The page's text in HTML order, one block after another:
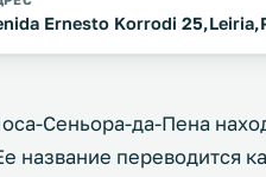
Ernesto Korrodi
Сеньора-да-Пена
название переводится